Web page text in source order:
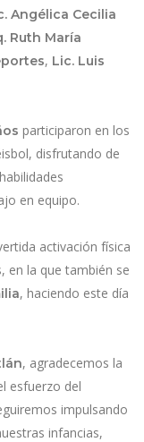
Angélica Cecilia
Ruth María
, Lic. Luis
participaron en los
disfrutando de
en equipo.
activación física
en la que también se
, haciendo este día
, agradecemos la
esfuerzo del
impulsando
infancias,